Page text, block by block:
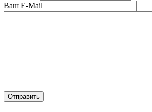
Ваш E-Mail
Отправить